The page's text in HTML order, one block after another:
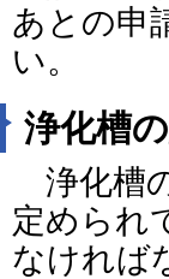
あとの申
い。
浄化槽
浄化槽
定められ
なければ